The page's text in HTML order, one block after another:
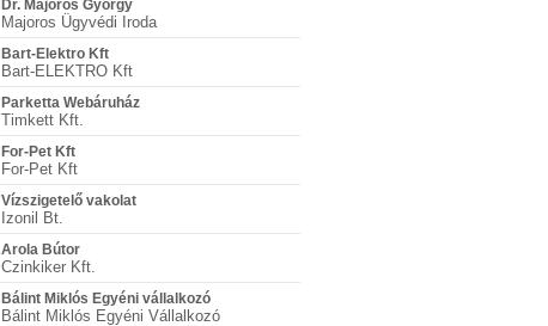
Dr. Majoros György
Majoros Ügyvédi Iroda
Bart-Elektro Kft
Bart-ELEKTRO Kft
Parketta Webáruház
Timkett Kft.
For-Pet Kft
For-Pet Kft
Vízszigetelő vakolat
Izonil Bt.
Arola Bútor
Czinkiker Kft.
Bálint Miklós Egyéni vállalkozó
Bálint Miklós Egyéni Vállalkozó